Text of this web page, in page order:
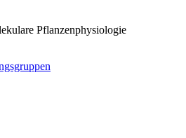
Pflanzenphysiologie